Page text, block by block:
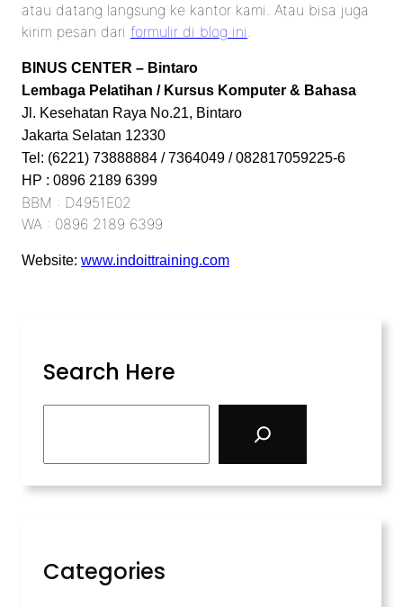
atau datang langsung ke kantor kami. Atau bisa juga
kirim pesan dari formulir di blog ini.
BINUS CENTER – Bintaro
Lembaga Pelatihan / Kursus Komputer & Bahasa
Jl. Kesehatan Raya No.21, Bintaro
Jakarta Selatan 12330
Tel: (6221) 73888884 / 7364049 / 082817059225-6
HP : 0896 2189 6399
BBM : D4951E02
WA : 0896 2189 6399
Website: www.indoittraining.com
Search Here
Categories